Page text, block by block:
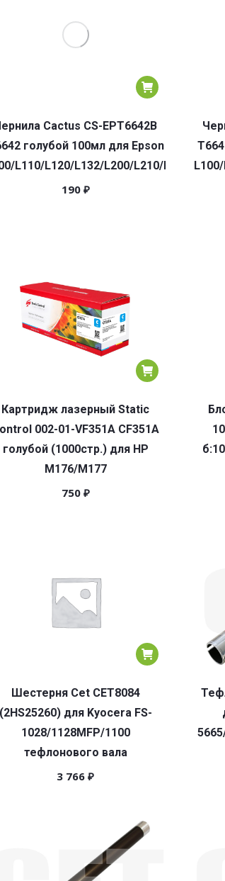
Cactus CS-EPT6642B
голубой 100мл для Epson
L110/L120/L132/L200/L210/L222/
190 ₽
Картридж лазерный Static
002-01-VF351A CF351A
голубой (1000стр.) для HP
M176/M177
750 ₽
Шестерня Cet CET8084
для Kyocera FS-
1028/1128MFP/1100
тефлонового вала
3 766 ₽